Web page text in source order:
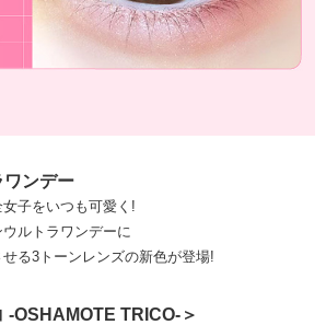
ワンデー
子をいつも可愛く!
ルトラワンデーに
る3トーンレンズの新色が登場!
-OSHAMOTE TRICO-＞